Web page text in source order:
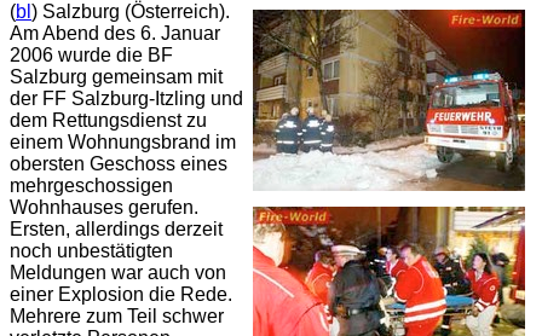
(bl ) Salzburg (Österreich).
Am Abend des 6. Januar
2006 wurde die BF
Salzburg gemeinsam mit
der FF Salzburg-Itzling und
dem Rettungsdienst zu
einem Wohnungsbrand im
obersten Geschoss eines
mehrgeschossigen
Wohnhauses gerufen.
Ersten, allerdings derzeit
noch unbestätigten
Meldungen war auch von
einer Explosion die Rede.
Mehrere zum Teil schwer